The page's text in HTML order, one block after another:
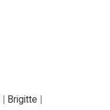
| Brigitte |